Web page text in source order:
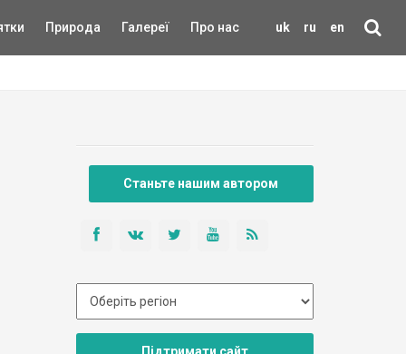
uk ru en
Природа Галереї Про нас
Станьте нашим автором
Підтримати сайт